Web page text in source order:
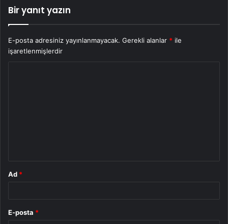
Bir yanıt yazın
E-posta adresiniz yayınlanmayacak. Gerekli alanlar * ile
işaretlenmişlerdir
Ad *
E-posta *